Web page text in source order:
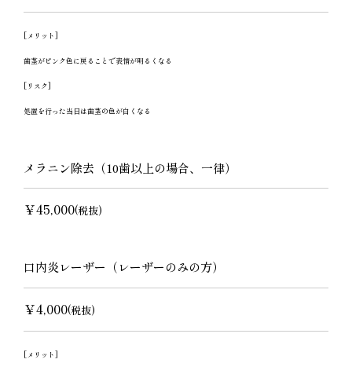
[メリット]
歯茎がピンク色に戻ることで表情が明るくなる
[リスク]
処置を行った当日は歯茎の色が白くなる
メラニン除去（10歯以上の場合、一律）
￥45,000(税抜)
口内炎レーザー（レーザーのみの方）
￥4,000(税抜)
[メリット]